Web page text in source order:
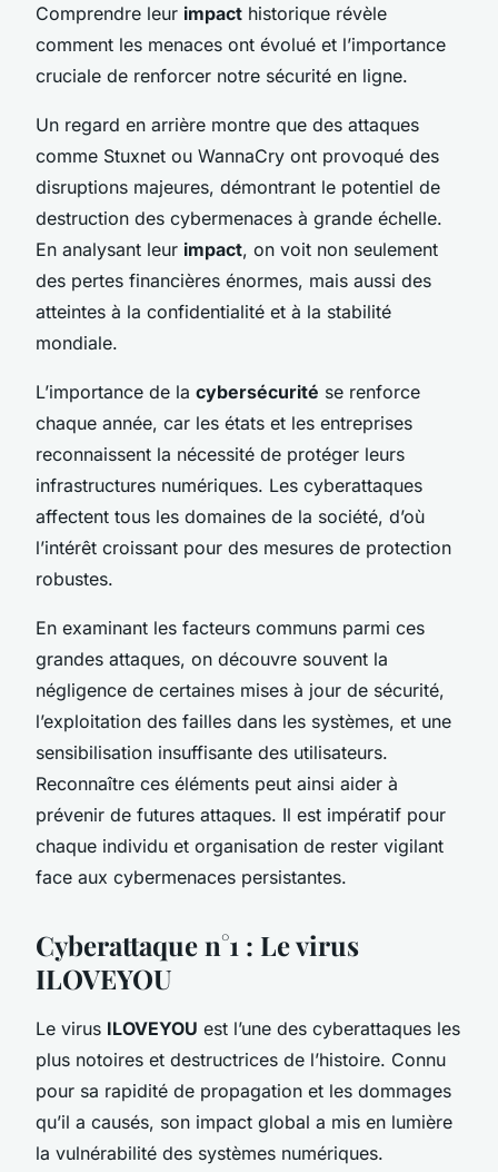
Comprendre leur impact historique révèle
comment les menaces ont évolué et l’importance
cruciale de renforcer notre sécurité en ligne.
Un regard en arrière montre que des attaques
comme Stuxnet ou WannaCry ont provoqué des
disruptions majeures, démontrant le potentiel de
destruction des cybermenaces à grande échelle.
En analysant leur impact, on voit non seulement
des pertes financières énormes, mais aussi des
atteintes à la confidentialité et à la stabilité
mondiale.
L’importance de la cybersécurité se renforce
chaque année, car les états et les entreprises
reconnaissent la nécessité de protéger leurs
infrastructures numériques. Les cyberattaques
affectent tous les domaines de la société, d’où
l’intérêt croissant pour des mesures de protection
robustes.
En examinant les facteurs communs parmi ces
grandes attaques, on découvre souvent la
négligence de certaines mises à jour de sécurité,
l’exploitation des failles dans les systèmes, et une
sensibilisation insuffisante des utilisateurs.
Reconnaître ces éléments peut ainsi aider à
prévenir de futures attaques. Il est impératif pour
chaque individu et organisation de rester vigilant
face aux cybermenaces persistantes.
Cyberattaque n°1 : Le virus
ILOVEYOU
Le virus ILOVEYOU est l’une des cyberattaques les
plus notoires et destructrices de l’histoire. Connu
pour sa rapidité de propagation et les dommages
qu’il a causés, son impact global a mis en lumière
la vulnérabilité des systèmes numériques.